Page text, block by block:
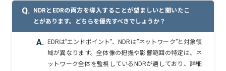
Q.
NDRとEDRの両方を導入することが望ましいと聞いたこ
とがあります。どちらを優先すべきでしょうか？
A.
EDRは”エンドポイント”、NDRは”ネットワーク”と対象領
域が異なります。全体像の把握や影響範囲の特定は、ネ
ットワーク全体を監視しているNDRが適しており、詳細